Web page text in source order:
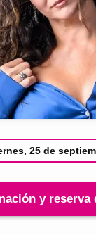
25 de
y reserva